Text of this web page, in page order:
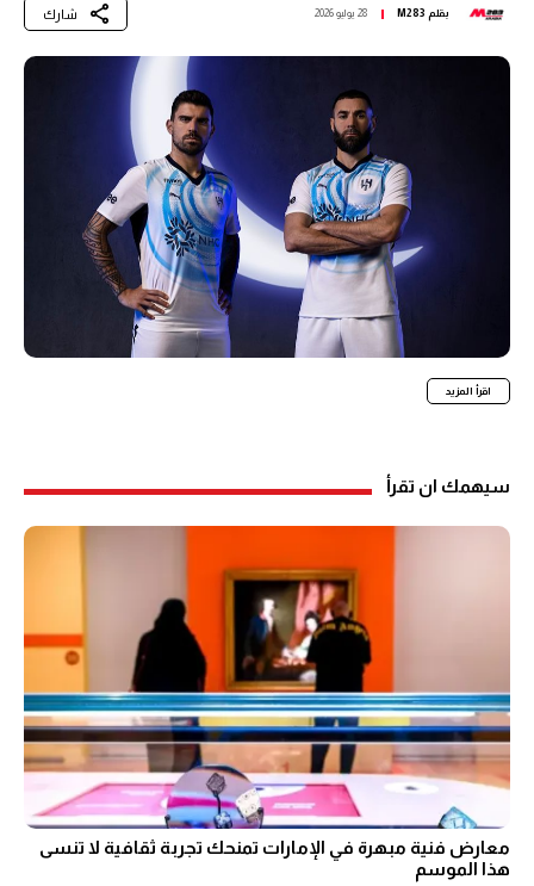
بقلم M283 28 يوليو 2026 شارك
اقرأ المزيد
سيهمك ان تقرأ
معارض فنية مبهرة في الإمارات تمنحك تجربة ثقافية لا تنسى
هذا الموسم